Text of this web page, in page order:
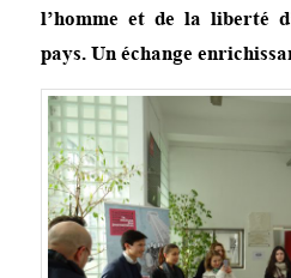
l’homme et de la liberté
pays. Un échange